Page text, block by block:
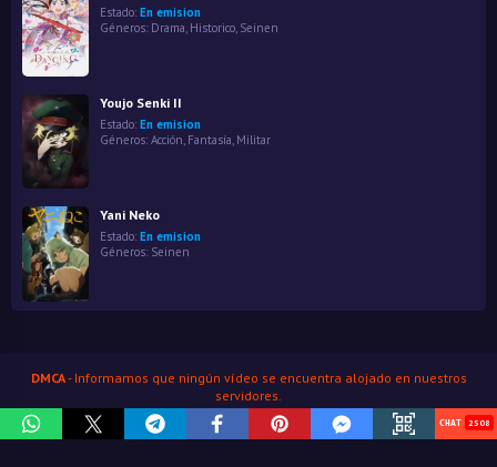
Estado: En emision
Géneros: Drama Historico Seinen
Youjo Senki II
Estado: En emision
Géneros: Acción, Fantasía, Militar
Yani Neko
Estado: En emision
Géneros: Seinen
DMCA- Informamos que ningún vídeo se encuentra alojado en nuestros
servidores.
HenaoJara© Copyright 2026
2508